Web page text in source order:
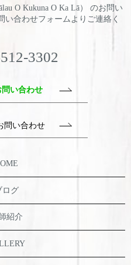
O Kukuna O Ka Lā） のお問い
い合わせフォームよりご連絡く
3302
い合わせ
問い合わせ
ログ
紹介